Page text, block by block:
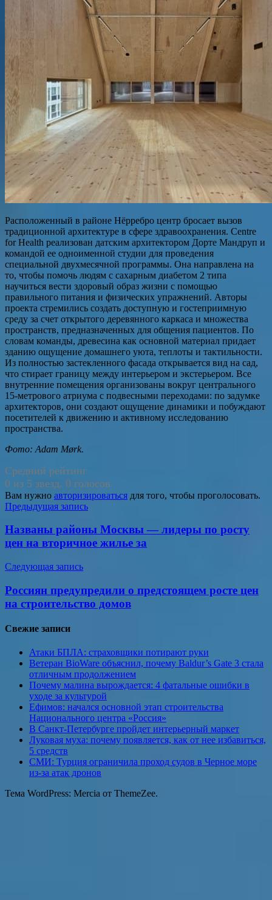
Расположенный в районе Нёрребро центр бросает вызов
традиционной архитектуре в сфере здравоохранения. Centre
for Health реализован датским архитектором Дорте Мандруп и
командой ее одноименной студии для проведения
специальной двухмесячной программы. Она направлена на
то, чтобы помочь людям с сахарным диабетом 2 типа
научиться вести здоровый образ жизни с помощью
правильного питания и физических упражнений. Авторы
проекта стремились создать доступную и гостеприимную
среду за счет открытого деревянного каркаса и множества
пространств, предназначенных для общения пациентов. По
словам команды, древесина как основной материал придает
зданию ощущение домашнего уюта, теплоты и тактильности.
Из полностью застекленного фасада открывается вид на сад,
что стирает границу между интерьером и экстерьером. Все
внутренние помещения организованы вокруг центрального
15-метрового атриума с подвесными переходами: по задумке
архитекторов, они создают ощущение динамики и побуждают
посетителей к движению и активному исследованию
пространства.
Фото: Adam Mørk.
Средний рейтинг
0 из 5 звезд. 0 голосов.
Вам нужно авторизироваться для того, чтобы проголосовать.
Навигация
по
записям
Предыдущая запись
Названы районы Москвы — лидеры по росту
цен на вторичное жилье за
Следующая запись
Россиян предупредили о предстоящем росте цен
на строительство домов
Свежие записи
Атаки БПЛА: страховщики потирают руки
Ветеран BioWare объяснил, почему Baldur’s Gate 3 стала
отличным продолжением
Почему малина вырождается: 4 фатальные ошибки в
уходе за культурой
Ефимов: начался основной этап строительства
Национального центра «Россия»
В Санкт-Петербурге пройдет интерьерный маркет
Луковая муха: почему появляется, как от нее избавиться,
5 средств
СМИ: Турция ограничила проход судов в Черное море
из-за атак дронов
Тема WordPress: Mercia от ThemeZee.